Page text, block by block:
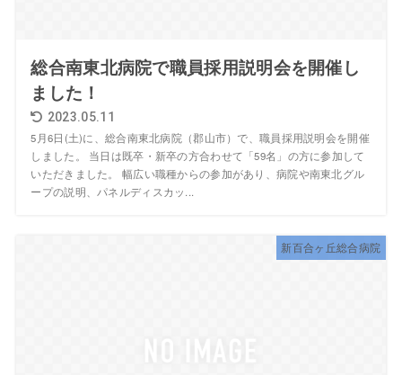
総合南東北病院で職員採用説明会を開催し
ました！
2023.05.11
5月6日(土)に、総合南東北病院（郡山市）で、職員採用説明会を開催
しました。 当日は既卒・新卒の方合わせて「59名」の方に参加して
いただきました。 幅広い職種からの参加があり、病院や南東北グル
ープの説明、パネルディスカッ...
新百合ヶ丘総合病院